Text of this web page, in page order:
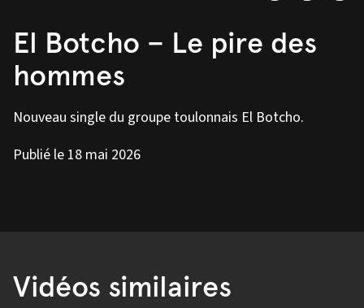
El Botcho – Le pire des
hommes
Nouveau single du groupe toulonnais El Botcho.
Publié le 18 mai 2026
Vidéos similaires